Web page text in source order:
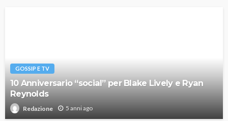
GOSSIP E TV
10 Anniversario “social” per Blake Lively e Ryan
Reynolds
Redazione 5 anni ago